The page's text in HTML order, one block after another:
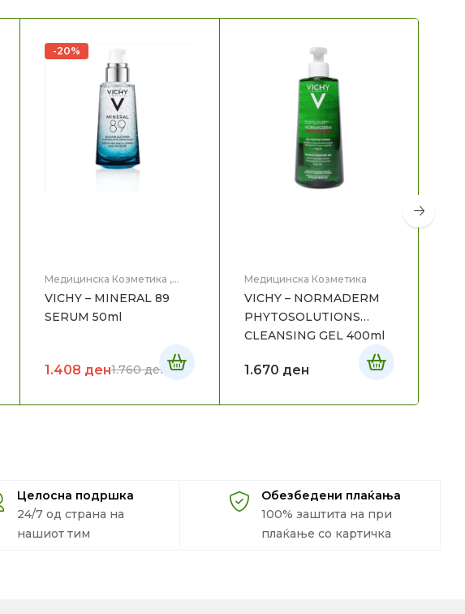
-20%
Медицинска Козметика ,
VICHY – MINERAL 89
SERUM 50ml
1.760ден
1.408 ден
Медицинска Козметика
VICHY – NORMADERM
PHYTOSOLUTIONS
CLEANSING GEL 400ml
1.670 ден
Целосна подршка
24/7 од страна на
нашиот тим
Обезбедени плаќања
100% заштита на при
плаќање со картичка